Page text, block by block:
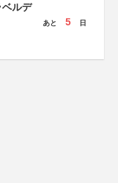
ルデ
あと 5 日